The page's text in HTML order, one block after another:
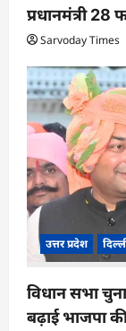
प्रधानमंत्री 28
Sarvoday Times
उत्तर प्रदेश
विधान सभा
बढ़ाई भाजपा